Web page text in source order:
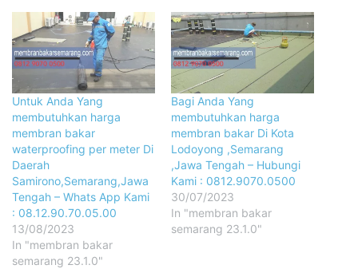
Untuk Anda Yang
membutuhkan harga
membran bakar
waterproofing per meter Di
Daerah
Samirono,Semarang,Jawa
Tengah – Whats App Kami
: 08.12.90.70.05.00
13/08/2023
In "membran bakar
semarang 23.1.0"
Bagi Anda Yang
membutuhkan harga
membran bakar Di Kota
Lodoyong ,Semarang
,Jawa Tengah – Hubungi
Kami : 0812.9070.0500
30/07/2023
In "membran bakar
semarang 23.1.0"